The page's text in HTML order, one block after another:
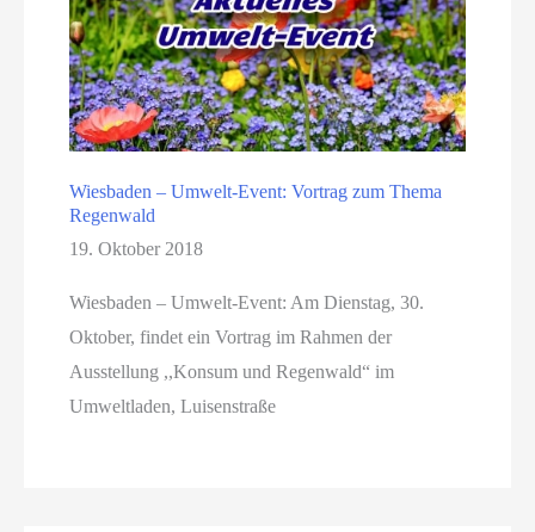
Wiesbaden – Umwelt-Event: Vortrag zum Thema
Regenwald
19. Oktober 2018
Wiesbaden – Umwelt-Event: Am Dienstag, 30.
Oktober, findet ein Vortrag im Rahmen der
Ausstellung ,,Konsum und Regenwald“ im
Umweltladen, Luisenstraße